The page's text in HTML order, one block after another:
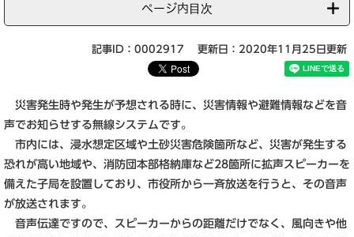
ページ内目次
記事ID：0002917 更新日：2020年11月25日更新
災害発生時や発生が予想される時に、災害情報や避難情報などを音
声でお知らせする無線システムです。
市内には、浸水想定区域や土砂災害危険箇所など、災害が発生する
恐れが高い地域や、消防団本部格納庫など28箇所に拡声スピーカーを
備えた子局を設置しており、市役所から一斉放送を行うと、その音声
が放送されます。
音声伝達ですので、スピーカーからの距離だけでなく、風向きや他